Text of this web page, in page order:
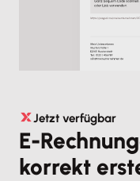
Jetzt verfügbar
E-
korrekt